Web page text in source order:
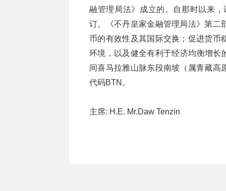
融管理局法》成立的。自那时以来
订。《不丹皇家金融管理局法》第二
币的有效性及其国际交换；促进货币
环境，以及健全有利于经济均衡增长
间喜马拉雅山脉东段南坡（属青藏高
代码BTN。
主席: H.E. Mr.Daw Tenzin